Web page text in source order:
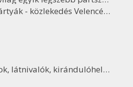
- közlekedés Velencében
látnivalók, kirándulóhelyek